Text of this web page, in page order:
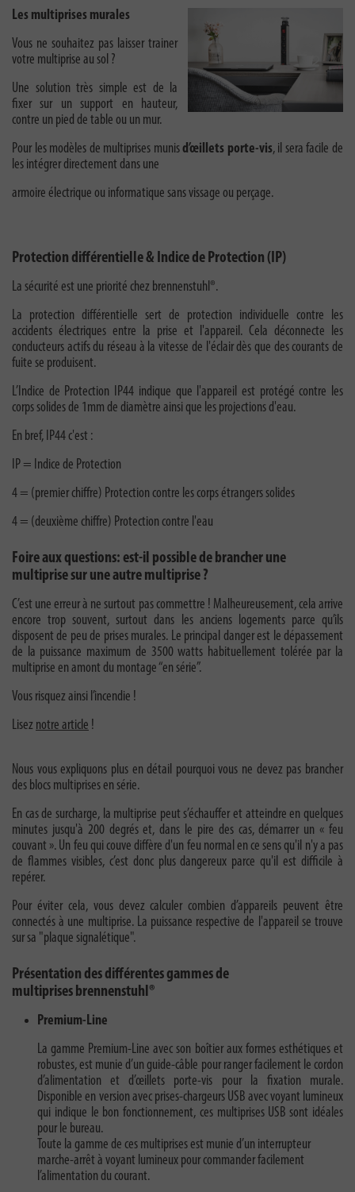
Les multiprises murales
Vous ne souhaitez pas laisser trainer
votre multiprise au sol ?
Une solution très simple est de la
fixer sur un support en hauteur,
contre un pied de table ou un mur.
Pour les modèles de multiprises munisd’œillets porte-vis, il sera facile de
les intégrer directement dans une
armoire électrique ou informatique sans vissage ou perçage.
Protection différentielle & Indice de Protection (IP)
La sécurité est une priorité chez brennenstuhl®.
La protection différentielle sert de protection individuelle contre les
accidents électriques entre la prise et l'appareil. Cela déconnecte les
conducteurs actifs du réseau à la vitesse de l'éclair dès que des courants de
fuite se produisent.
L’Indice de Protection IP44 indique que l'appareil est protégé contre les
corps solides de 1mm de diamètre ainsi que les projections d'eau.
En bref, IP44 c'est :
IP = Indice de Protection
4 = (premier chiffre) Protection contre les corps étrangers solides
4 = (deuxième chiffre) Protection contre l'eau
Foire aux questions: est-il possible de brancher une
multiprise sur une autre multiprise ?
C’est une erreur à ne surtout pas commettre ! Malheureusement, cela arrive
encore trop souvent, surtout dans les anciens logements parce qu’ils
disposent de peu de prises murales. Le principal danger est le dépassement
de la puissance maximum de 3500 watts habituellement tolérée par la
multiprise en amont du montage “en série”.
Vous risquez ainsi l’incendie !
Lisez notre article !
Nous vous expliquons plus en détail pourquoi vous ne devez pas brancher
des blocs multiprises en série.
En cas de surcharge, la multiprise peut s’échauffer et atteindre en quelques
minutes jusqu'à 200 degrés et, dans le pire des cas, démarrer un « feu
couvant ». Un feu qui couve diffère d'un feu normal en ce sens qu'il n'y a pas
de flammes visibles, c’est donc plus dangereux parce qu'il est difficile à
repérer.
Pour éviter cela, vous devez calculer combien d’appareils peuvent être
connectés à une multiprise. La puissance respective de l'appareil se trouve
sur sa "plaque signalétique".
Présentation des différentes gammes de
multiprises brennenstuhl®
Premium-Line
La gamme Premium-Line avec son boîtier aux formes esthétiques et
robustes, est munie d’un guide-câble pour ranger facilement le cordon
d’alimentation et d’œillets porte-vis pour la fixation murale.
Disponible en version avec prises-chargeurs USB avec voyant lumineux
qui indique le bon fonctionnement, ces multiprises USB sont idéales
pour le bureau.
Toute la gamme de ces multiprises est munie d’un interrupteur
marche-arrêt à voyant lumineux pour commander facilement
l’alimentation du courant.